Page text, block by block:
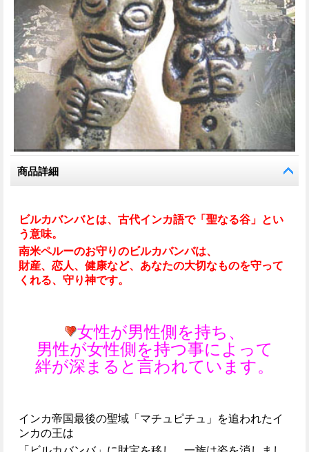
商品詳細
ビルカバンバとは、古代インカ語で「聖なる谷」とい
う意味。
南米ペルーのお守りのビルカバンバは、
財産、恋人、健康など、あなたの大切なものを守って
くれる、守り神です。
女性が男性側を持ち、
男性が女性側を持つ事によって
絆が深まると言われています。
インカ帝国最後の聖域「マチュピチュ」を追われたイ
ンカの王は